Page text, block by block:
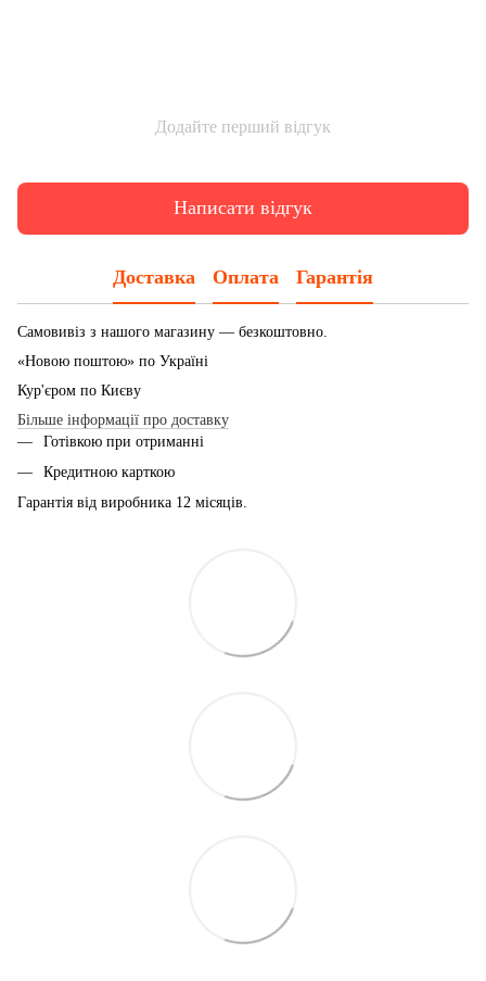
Додайте перший відгук
Написати відгук
Доставка Оплата Гарантія
Самовивіз з нашого магазину — безкоштовно.
«Новою поштою» по Україні
Кур'єром по Києву
Більше інформації про доставку
Готівкою при отриманні
Кредитною карткою
Гарантія від виробника 12 місяців.